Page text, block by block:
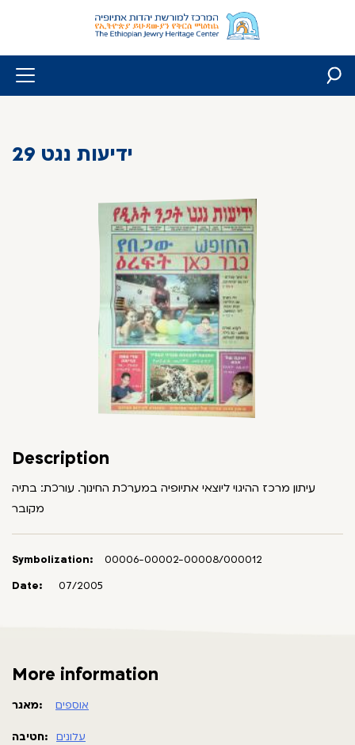
ידיעות נגט 29
Description
עיתון מרכז ההיגוי ליוצאי אתיופיה במערכת החינוך. עורכת: בתיה
מקובר
Symbolization:
00006-00002-00008/000012
Date:
07/2005
More information
מאגר: אוספים
חטיבה: עלונים